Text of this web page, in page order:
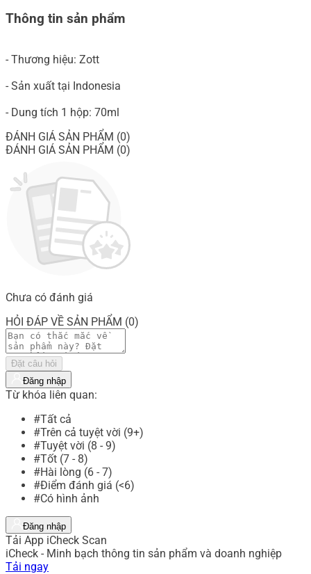
Thông tin sản phẩm
- Thương hiệu: Zott
- Sản xuất tại Indonesia
- Dung tích 1 hộp: 70ml
ĐÁNH GIÁ SẢN PHẨM (0)
ĐÁNH GIÁ SẢN PHẨM (0)
Chưa có đánh giá
HỎI ĐÁP VỀ SẢN PHẨM (0)
Đặt câu hỏi
Đăng nhập
Từ khóa liên quan:
#Tất cả
#Trên cả tuyệt vời (9+)
#Tuyệt vời (8 - 9)
#Tốt (7 - 8)
#Hài lòng (6 - 7)
#Điểm đánh giá (<6)
#Có hình ảnh
Đăng nhập
Tải App iCheck Scan
iCheck - Minh bạch thông tin sản phẩm và doanh nghiệp
Tải ngay